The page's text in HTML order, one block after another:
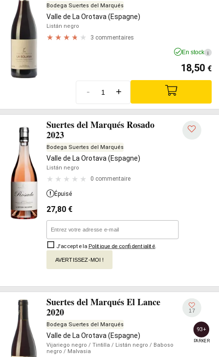
Bodega Suertes del Marqués
Valle de La Orotava (Espagne)
Listán negro
3 commentaires
En stock i
18,50 €
- +
Suertes del Marqués Rosado
2023
Bodega Suertes del Marqués
Valle de La Orotava (Espagne)
Listán negro
0 commentaire
Épuisé
27,80 €
J'accepte la Politique de confidentialité
AVERTISSEZ-MOI !
Suertes del Marqués El Lance
2020
Bodega Suertes del Marqués
Valle de La Orotava (Espagne)
Vijariego negro / Tintilla / Listán negro / Baboso
negro / Malvasia
17
93+
PARKER